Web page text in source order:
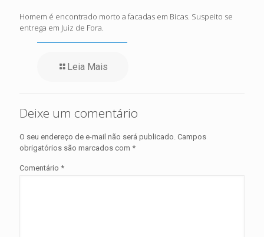
Homem é encontrado morto a facadas em Bicas. Suspeito se
entrega em Juiz de Fora.
Leia Mais
Deixe um comentário
O seu endereço de e-mail não será publicado. Campos
obrigatórios são marcados com *
Comentário *